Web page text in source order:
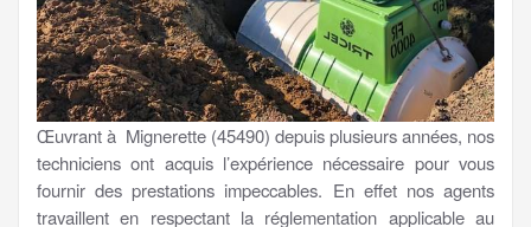
Œuvrant à Mignerette (45490) depuis plusieurs années, nos
techniciens ont acquis l’expérience nécessaire pour vous
fournir des prestations impeccables. En effet nos agents
travaillent en respectant la réglementation applicable au